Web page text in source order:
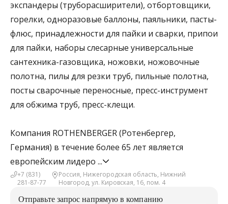
экспандеры (труборасширители), отбортовщики,
горелки, одноразовые баллоны, паяльники, пасты-
флюс, принадлежности для пайки и сварки, припои
для пайки, наборы слесарные универсальные
сантехника-газовщика, ножовки, ножовочные
полотна, пилы для резки труб, пильные полотна,
посты сварочные переносные, пресс-инструмент
для обжима труб, пресс-клещи.
Компания ROTHENBERGER (Ротенбергер,
Германия) в течение более 65 лет является
европейским лидеро ...
+7 (831)
281-87-77
Россия, Нижегородская область, Нижний
Новгород, ул. Кировская, 16, пом. 4
Отправьте запрос напрямую в компанию